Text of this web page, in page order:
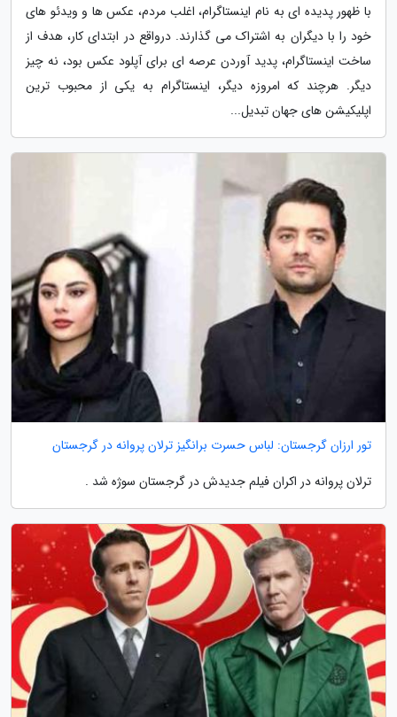
با ظهور پدیده ای به نام اینستاگرام، اغلب مردم، عکس ها و ویدئو های
خود را با دیگران به اشتراک می گذارند. درواقع در ابتدای کار، هدف از
ساخت اینستاگرام، پدید آوردن عرصه ای برای آپلود عکس بود، نه چیز
دیگر. هرچند که امروزه دیگر، اینستاگرام به یکی از محبوب ترین
اپلیکیشن های جهان تبدیل...
تور ارزان گرجستان: لباس حسرت برانگیز ترلان پروانه در گرجستان
ترلان پروانه در اکران فیلم جدیدش در گرجستان سوژه شد .